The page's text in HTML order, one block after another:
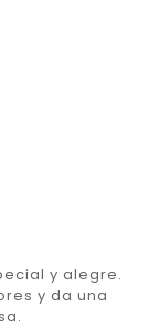
y alegre.
y da una